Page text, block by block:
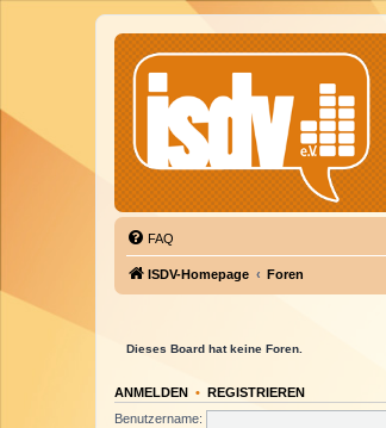
FAQ
ISDV-Homepage Foren
Dieses Board hat keine Foren.
ANMELDEN • REGISTRIEREN
Benutzername: